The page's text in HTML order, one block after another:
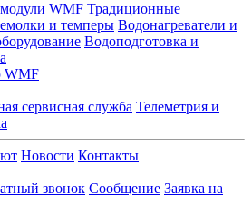
WMF Традиционные
и темперы Водонагреватели и
Водоподготовка и
WMF
сервисная служба Телеметрия и
Новости Контакты
звонок Сообщение Заявка на